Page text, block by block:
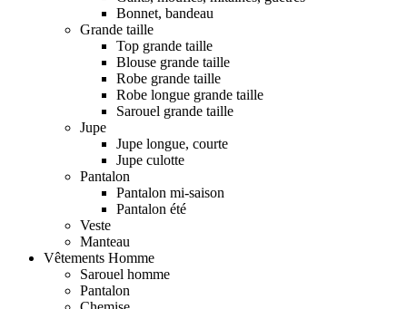
Bonnet, bandeau
Grande taille
Top grande taille
Blouse grande taille
Robe grande taille
Robe longue grande taille
Sarouel grande taille
Jupe
Jupe longue, courte
Jupe culotte
Pantalon
Pantalon mi-saison
Pantalon été
Veste
Manteau
Vêtements Homme
Sarouel homme
Pantalon